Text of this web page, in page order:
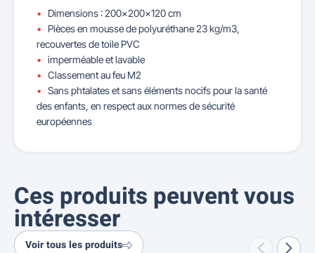
Dimensions : 200x200x120 cm
Pièces en mousse de polyuréthane 23 kg/m3,
recouvertes de toile PVC
imperméable et lavable
Classement au feu M2
Sans phtalates et sans éléments nocifs pour la santé
des enfants, en respect aux normes de sécurité
européennes
Ces produits peuvent vous
intéresser
Voir tous les produits